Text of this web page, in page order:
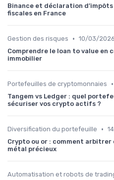
Binance et déclaration
fiscales en France
Gestion des risques • 10/03/2026
Comprendre le loan to value en
immobilier
Portefeuilles de cryptomonnaies •
Tangem vs Ledger : quel
sécuriser vos crypto actifs ?
Diversification du portefeuille •
Crypto ou or : comment
métal précieux
Automatisation et robots de